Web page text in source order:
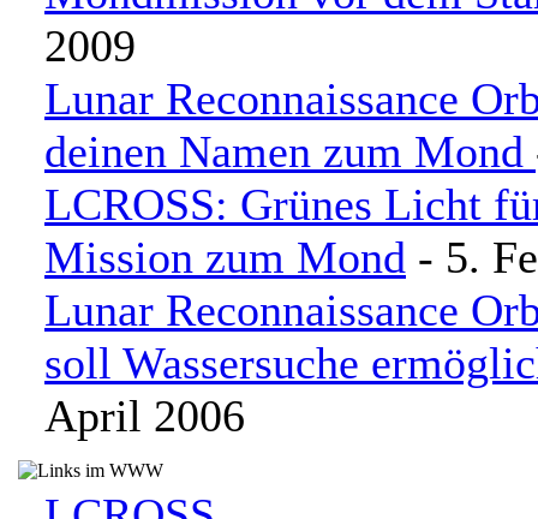
2009
Lunar Reconnaissance
deinen Namen zum Mond
LCROSS: Grünes Licht
Mission zum Mond - 5.
Lunar Reconnaissance
soll Wassersuche
April 2006